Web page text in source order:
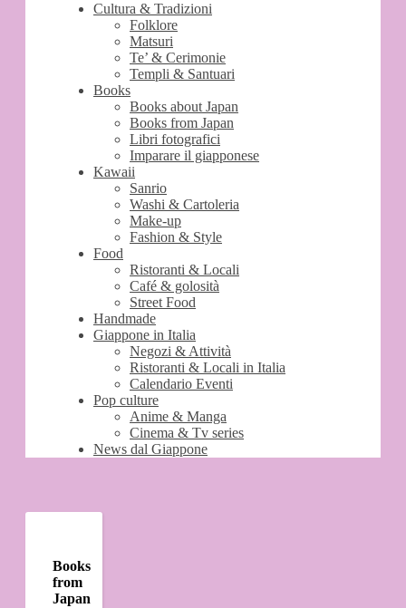
Cultura & Tradizioni
Folklore
Matsuri
Te’ & Cerimonie
Templi & Santuari
Books
Books about Japan
Books from Japan
Libri fotografici
Imparare il giapponese
Kawaii
Sanrio
Washi & Cartoleria
Make-up
Fashion & Style
Food
Ristoranti & Locali
Café & golosità
Street Food
Handmade
Giappone in Italia
Negozi & Attività
Ristoranti & Locali in Italia
Calendario Eventi
Pop culture
Anime & Manga
Cinema & Tv series
News dal Giappone
Books
from
Japan